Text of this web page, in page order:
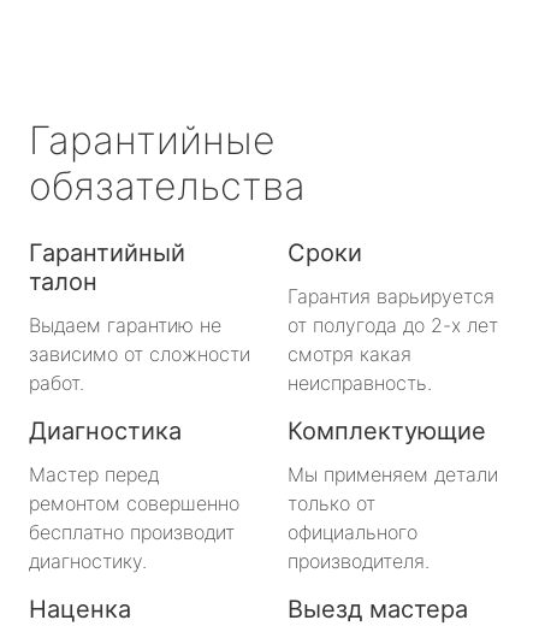
Гарантийные
обязательства
Гарантийный
талон
Выдаем гарантию не
зависимо от сложности
работ.
Сроки
Гарантия варьируется
от полугода до 2-х лет
смотря какая
неисправность.
Диагностика
Мастер перед
ремонтом совершенно
бесплатно производит
диагностику.
Комплектующие
Мы применяем детали
только от
официального
производителя.
Наценка Выезд мастера